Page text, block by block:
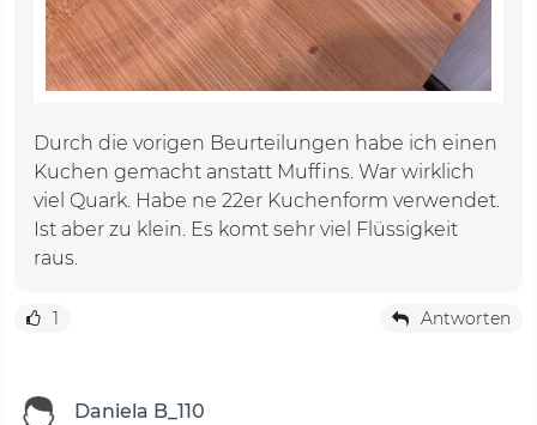
Durch die vorigen Beurteilungen habe ich einen
Kuchen gemacht anstatt Muffins. War wirklich
viel Quark. Habe ne 22er Kuchenform verwendet.
Ist aber zu klein. Es komt sehr viel Flüssigkeit
raus.
1 Antworten
Daniela B_110